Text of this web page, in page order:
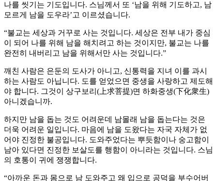
나를 씻기는 기도입니다. 스님께서 또 ‘남을 위해 기도하고, 남
모르게 남을 도우라’고 이르셨습니다.
“불교는 세상과 거꾸로 사는 것입니다. 세상은 전부 내가 중심
이 되어 나를 위해 남을 해치려고 하는 것이지만, 불교는 나를
완전히 내버리고 남을 위해서만 사는 것입니다.”
깨친 사람은 은둔의 도사가 아니고, 신통력을 지녀 이를 과시
하는 사람도 아닙니다. 도를 얻었으면 중생을 사랑하고 제도해
야 합니다. 그것이 상구보리(上求菩提)면 하화중생(下化衆生)
아니겠습니까.
하지만 남을 돕는 것도 어려운데 남몰래 남을 돕는다는 것은
더욱 어려운 일입니다. 마음에 남을 도왔다는 자국 자체가 없
어야 진정한 불공입니다. 도와주었다는 뿌듯함이나 숭고함이
남아 있다면 진정한 보살도를 행함이 아니라는 것입니다. 스님
의 호통이 귀에 쟁쟁합니다.
“아까운 돈과 몸으로 남 도와주고 왜 입으로 공덕을 부수어버